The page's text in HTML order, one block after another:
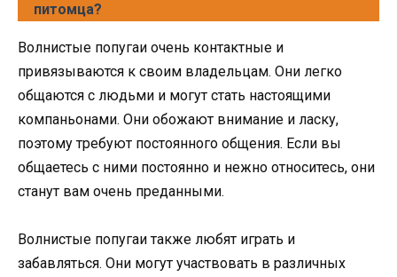
питомца?
Волнистые попугаи очень контактные и
привязываются к своим владельцам. Они легко
общаются с людьми и могут стать настоящими
компаньонами. Они обожают внимание и ласку,
поэтому требуют постоянного общения. Если вы
общаетесь с ними постоянно и нежно относитесь, они
станут вам очень преданными.
Волнистые попугаи также любят играть и
забавляться. Они могут участвовать в различных